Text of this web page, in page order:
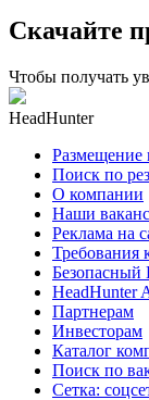
Скачайте
Чтобы получать
HeadHunter
Размещение
Поиск по
О компании
Наши
Реклама на
Требования
Безопасный
HeadHunter
Партнерам
Инвесторам
Каталог
Поиск по
Сетка: